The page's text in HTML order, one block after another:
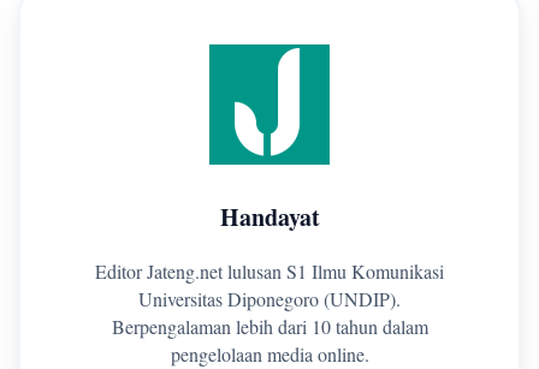
Handayat
Editor Jateng.net lulusan S1 Ilmu Komunikasi
Universitas Diponegoro (UNDIP).
Berpengalaman lebih dari 10 tahun dalam
pengelolaan media online.